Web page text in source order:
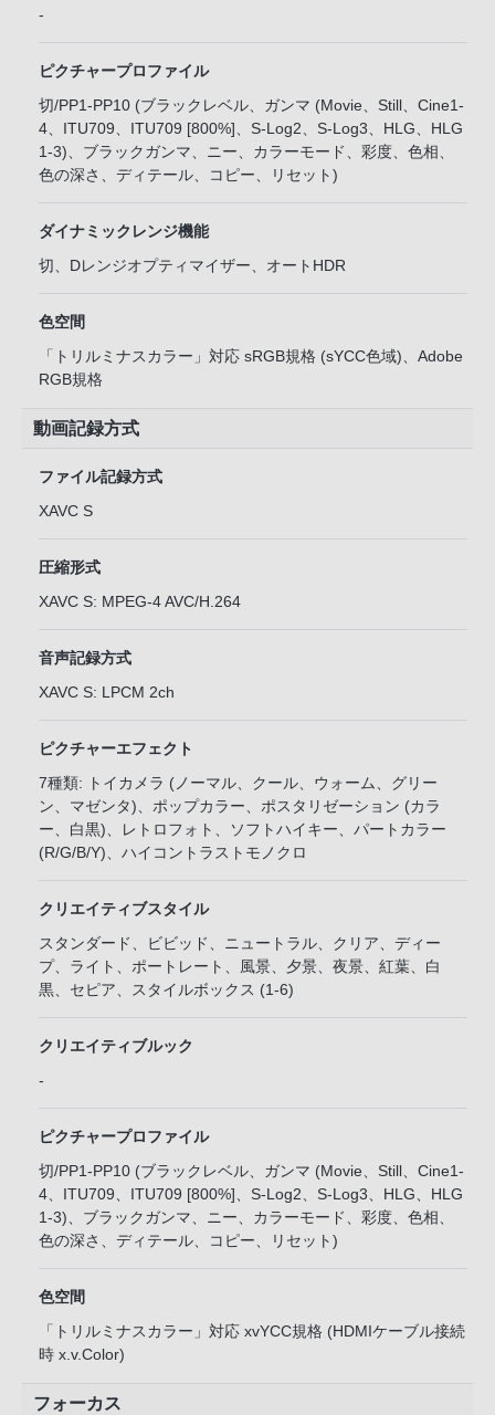
-
ピクチャープロファイル
切/PP1-PP10 (ブラックレベル、ガンマ (Movie、Still、Cine1-
4、ITU709、ITU709 [800%]、S-Log2、S-Log3、HLG、HLG
1-3)、ブラックガンマ、ニー、カラーモード、彩度、色相、
色の深さ、ディテール、コピー、リセット)
ダイナミックレンジ機能
切、Dレンジオプティマイザー、オートHDR
色空間
「トリルミナスカラー」対応 sRGB規格 (sYCC色域)、Adobe
RGB規格
動画記録方式
ファイル記録方式
XAVC S
圧縮形式
XAVC S: MPEG-4 AVC/H.264
音声記録方式
XAVC S: LPCM 2ch
ピクチャーエフェクト
7種類: トイカメラ (ノーマル、クール、ウォーム、グリー
ン、マゼンタ)、ポップカラー、ポスタリゼーション (カラ
ー、白黒)、レトロフォト、ソフトハイキー、パートカラー
(R/G/B/Y)、ハイコントラストモノクロ
クリエイティブスタイル
スタンダード、ビビッド、ニュートラル、クリア、ディー
プ、ライト、ポートレート、風景、夕景、夜景、紅葉、白
黒、セピア、スタイルボックス (1-6)
クリエイティブルック
-
ピクチャープロファイル
切/PP1-PP10 (ブラックレベル、ガンマ (Movie、Still、Cine1-
4、ITU709、ITU709 [800%]、S-Log2、S-Log3、HLG、HLG
1-3)、ブラックガンマ、ニー、カラーモード、彩度、色相、
色の深さ、ディテール、コピー、リセット)
色空間
「トリルミナスカラー」対応 xvYCC規格 (HDMIケーブル接続
時 x.v.Color)
フォーカス